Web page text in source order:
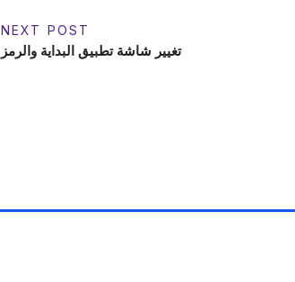
NEXT POST
تغيير شاشة تطبيق البداية والرمز